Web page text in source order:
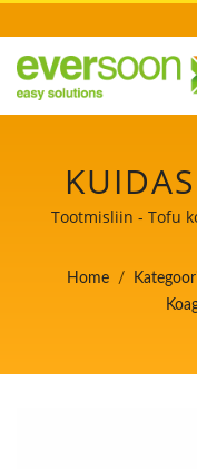
Tootmisliin - Tofu
tofu ja sojapiima
peamine
Home /